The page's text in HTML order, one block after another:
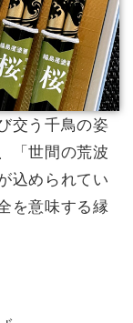
交う千鳥の姿
「世間の荒波
込められてい
を意味する縁